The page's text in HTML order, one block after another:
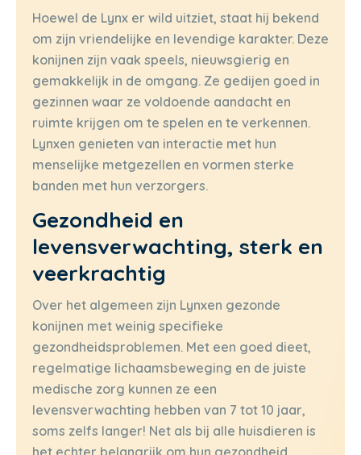
Hoewel de Lynx er wild uitziet, staat hij bekend
om zijn vriendelijke en levendige karakter. Deze
konijnen zijn vaak speels, nieuwsgierig en
gemakkelijk in de omgang. Ze gedijen goed in
gezinnen waar ze voldoende aandacht en
ruimte krijgen om te spelen en te verkennen.
Lynxen genieten van interactie met hun
menselijke metgezellen en vormen sterke
banden met hun verzorgers.
Gezondheid en
levensverwachting, sterk en
veerkrachtig
Over het algemeen zijn Lynxen gezonde
konijnen met weinig specifieke
gezondheidsproblemen. Met een goed dieet,
regelmatige lichaamsbeweging en de juiste
medische zorg kunnen ze een
levensverwachting hebben van 7 tot 10 jaar,
soms zelfs langer! Net als bij alle huisdieren is